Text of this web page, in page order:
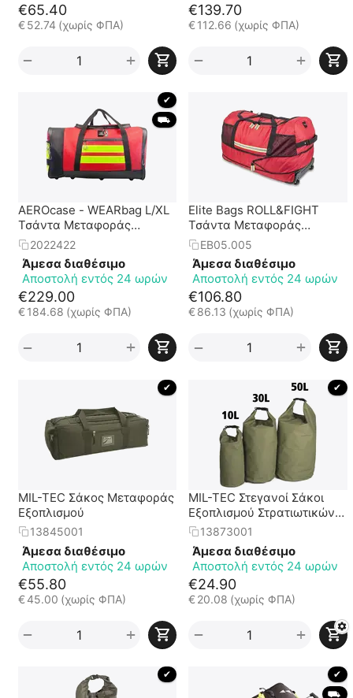
€65.40
€ 52.74 (χωρίς ΦΠΑ)
+
−
€139.70
€112.66 (χωρίς ΦΠΑ)
+
−
✔
⛟
AEROcase - WEARbag L/XL
Τσάντα Μεταφοράς
Εξοπλισμού -
Tarpaulin/Large - XLarge
(HT23-WEARBLXL1-69)
2022422
Άμεσα διαθέσιμο
Αποστολή εντός 24 ωρών
€229.00
€ 184.68 (χωρίς ΦΠΑ)
+
−
Elite Bags ROLL&FIGHT
Τσάντα Μεταφοράς
Εξοπλισμού
EB05.005
Άμεσα διαθέσιμο
Αποστολή εντός 24 ωρών
€106.80
€86.13 (χωρίς ΦΠΑ)
+
−
✔
MIL-TEC Σάκος Μεταφοράς
Εξοπλισμού
13845001
Άμεσα διαθέσιμο
Αποστολή εντός 24 ωρών
€55.80
€45.00 (χωρίς ΦΠΑ)
+
−
✔
MIL-TEC Στεγανοί Σάκοι
Εξοπλισμού Στρατιωτικών
Προδιαγραφών σε 2
13873001
Άμεσα διαθέσιμο
Αποστολή εντός 24 ωρών
€24.90
€20.08 (χωρίς ΦΠΑ)
+
−
✔
✔
⛟